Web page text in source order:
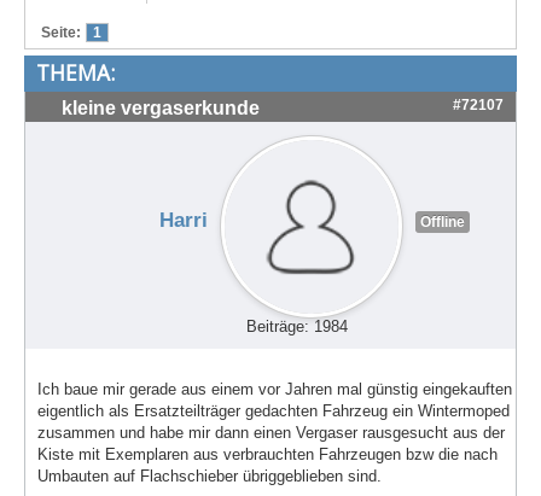
Treffen & Touren
Cafe-Ecke
Suche
Seite: 1
THEMA:
kleine vergaserkunde #72107
Harri Offline
Beiträge: 1984
Ich baue mir gerade aus einem vor Jahren mal günstig eingekauften
eigentlich als Ersatzteilträger gedachten Fahrzeug ein Wintermoped
zusammen und habe mir dann einen Vergaser rausgesucht aus der
Kiste mit Exemplaren aus verbrauchten Fahrzeugen bzw die nach
Umbauten auf Flachschieber übriggeblieben sind.